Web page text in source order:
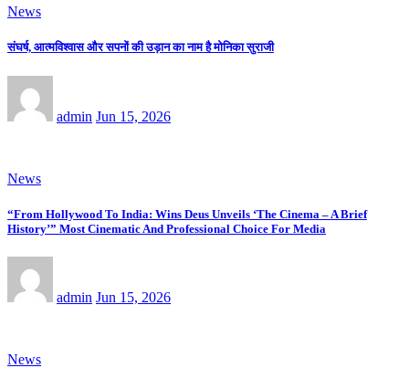
News
संघर्ष, आत्मविश्वास और सपनों की उड़ान का नाम है मोनिका सुराजी
admin Jun 15, 2026
News
“From Hollywood To India: Wins Deus Unveils ‘The Cinema – A Brief
History’” Most Cinematic And Professional Choice For Media
admin Jun 15, 2026
News